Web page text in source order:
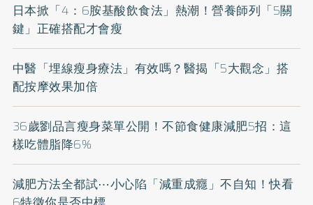
日本掀「4：6胺基酸飲食法」熱潮！營養師列「5關
鍵」正確搭配才會瘦
中醫「埋線瘦身療法」有效嗎？醫揭「5大觀念」搭
配按摩效果加倍
36歲劉品言瘦身菜單公開！不節食健康減肥5招：這
樣吃體脂降6%
減肥方法全都試⋯小心陷「減重成癮」不自知！快看